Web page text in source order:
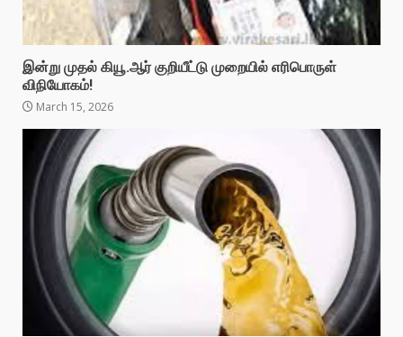
இன்று முதல் கியூ.ஆர் குறியீட்டு முறையில் எரிபொருள்
விநியோகம்!
March 15, 2026